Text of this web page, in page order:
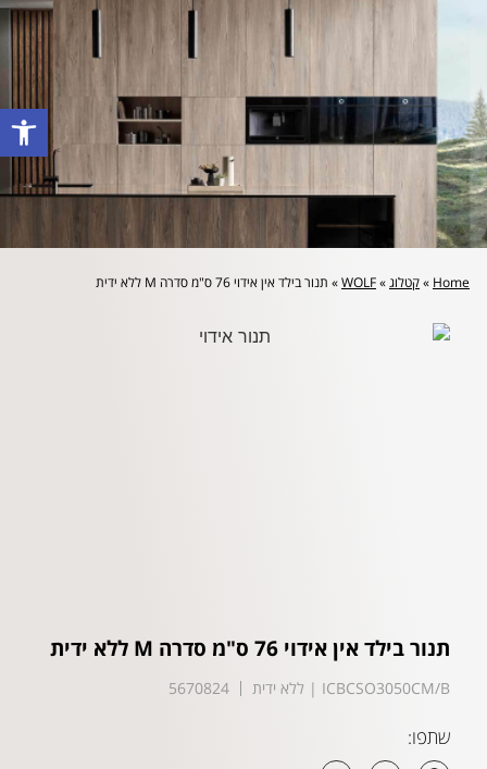
פתח
לייעוץ מקצועי והצעת מחיר: 072-2160644
Home
»קטלוג»
WOLF
» תנור בילד אין אידוי 76 ס"מ סדרה M ללא ידית
תנור בילד אין אידוי 76 ס"מ סדרה M ללא ידית
ICBCSO3050CM/B | ללא ידית 5670824
שתפו: